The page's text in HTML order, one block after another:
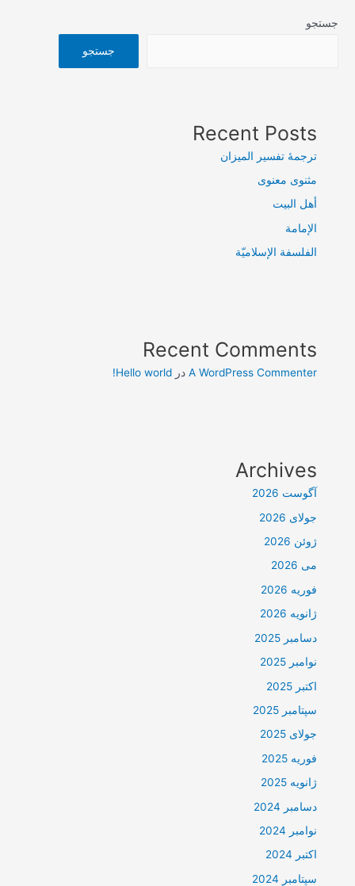
جستجو
جستجو
Recent Posts
ترجمۀ تفسیر المیزان
مثنوی معنوی
أهل البيت
الإمامة
الفلسفة الإسلاميّة
Recent Comments
A WordPress Commenter درHello world!
Archives
آگوست 2026
جولای 2026
ژوئن 2026
می 2026
فوریه 2026
ژانویه 2026
دسامبر 2025
نوامبر 2025
اکتبر 2025
سپتامبر 2025
جولای 2025
فوریه 2025
ژانویه 2025
دسامبر 2024
نوامبر 2024
اکتبر 2024
سپتامبر 2024